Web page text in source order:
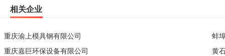
相关企业
重庆渝上模具钢有限公司
重庆嘉巨环保设备有限公司
蚌
黄